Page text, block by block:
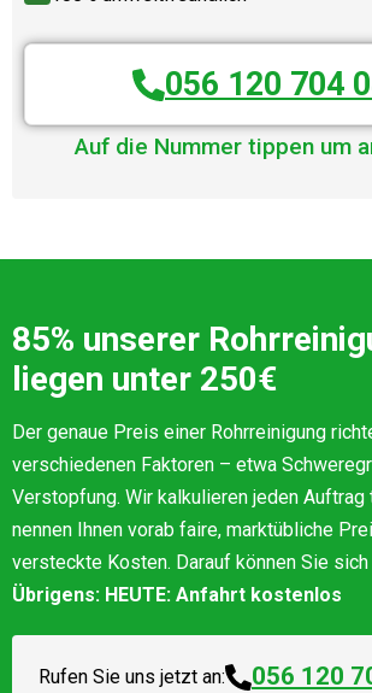
056 120 704
Auf die Nummer tippen um
85% unserer
liegen unter 250€
Der genaue Preis einer Rohrreinigung
verschiedenen Faktoren – etwa
Verstopfung. Wir kalkulieren jeden Auftrag
nennen Ihnen vorab faire, marktübliche
versteckte Kosten. Darauf können Sie
Übrigens: HEUTE: Anfahrt kostenlos
Rufen Sie uns jetzt an: 056 120